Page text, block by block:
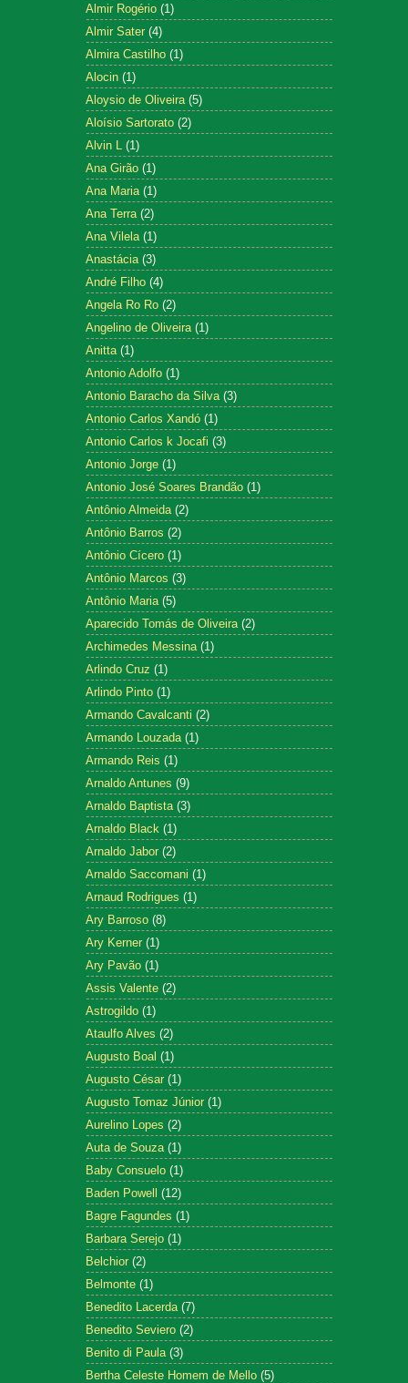
Almir Rogério (1)
Almir Sater (4)
Almira Castilho (1)
Alocin (1)
Aloysio de Oliveira (5)
Aloísio Sartorato (2)
Alvin L (1)
Ana Girão (1)
Ana Maria (1)
Ana Terra (2)
Ana Vilela (1)
Anastácia (3)
André Filho (4)
Angela Ro Ro (2)
Angelino de Oliveira (1)
Anitta (1)
Antonio Adolfo (1)
Antonio Baracho da Silva (3)
Antonio Carlos Xandó (1)
Antonio Carlos k Jocafi (3)
Antonio Jorge (1)
Antonio José Soares Brandão (1)
Antônio Almeida (2)
Antônio Barros (2)
Antônio Cícero (1)
Antônio Marcos (3)
Antônio Maria (5)
Aparecido Tomás de Oliveira (2)
Archimedes Messina (1)
Arlindo Cruz (1)
Arlindo Pinto (1)
Armando Cavalcanti (2)
Armando Louzada (1)
Armando Reis (1)
Arnaldo Antunes (9)
Arnaldo Baptista (3)
Arnaldo Black (1)
Arnaldo Jabor (2)
Arnaldo Saccomani (1)
Arnaud Rodrigues (1)
Ary Barroso (8)
Ary Kerner (1)
Ary Pavão (1)
Assis Valente (2)
Astrogildo (1)
Ataulfo Alves (2)
Augusto Boal (1)
Augusto César (1)
Augusto Tomaz Júnior (1)
Aurelino Lopes (2)
Auta de Souza (1)
Baby Consuelo (1)
Baden Powell (12)
Bagre Fagundes (1)
Barbara Serejo (1)
Belchior (2)
Belmonte (1)
Benedito Lacerda (7)
Benedito Seviero (2)
Benito di Paula (3)
Bertha Celeste Homem de Mello (5)